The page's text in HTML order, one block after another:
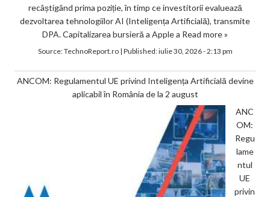
recâștigând prima poziție, în timp ce investitorii evaluează
dezvoltarea tehnologiilor AI (Inteligența Artificială), transmite
DPA. Capitalizarea bursieră a Apple a Read more »
Source:TechnoReport.ro| Published:iulie 30, 2026 - 2:13 pm
ANCOM: Regulamentul UE privind Inteligența Artificială devine
aplicabil în România de la 2 august
ANC
OM:
Regu
lame
ntul
UE
privin